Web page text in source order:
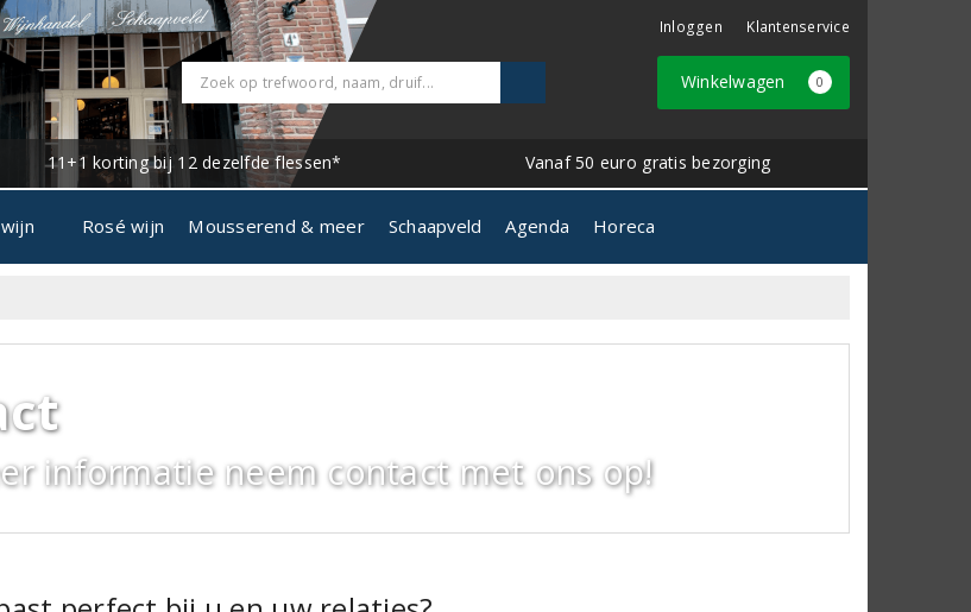
Inloggen Klantenservice
Winkelwagen 0
11+1 korting bij 12 dezelfde flessen* Vanaf 50 euro gratis bezorging
Rosé wijn Mousserend & meer Schaapveld Agenda Horeca
informatie neem contact met ons op!